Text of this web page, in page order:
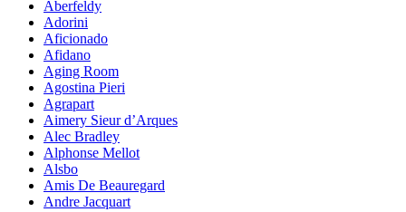
Aberfeldy
Adorini
Aficionado
Afidano
Aging Room
Agostina Pieri
Agrapart
Aimery Sieur d’Arques
Alec Bradley
Alphonse Mellot
Alsbo
Amis De Beauregard
Andre Jacquart